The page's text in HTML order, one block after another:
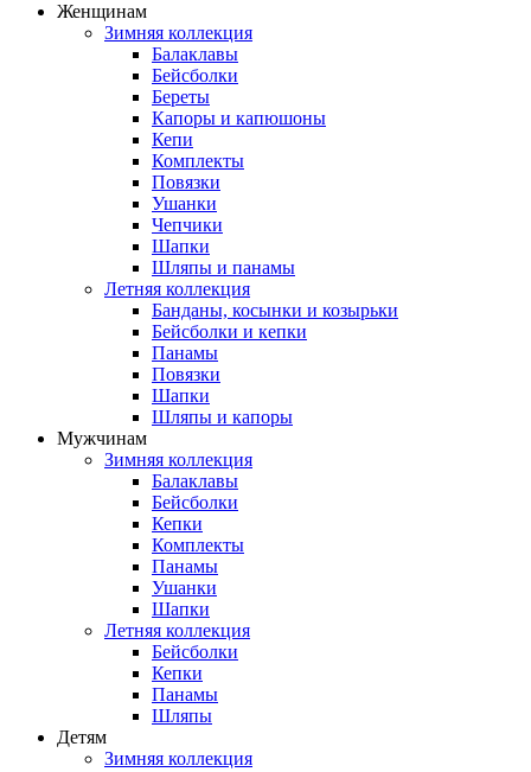
Женщинам
Зимняя коллекция
Балаклавы
Бейсболки
Береты
Капоры и капюшоны
Кепи
Комплекты
Повязки
Ушанки
Чепчики
Шапки
Шляпы и панамы
Летняя коллекция
Банданы, косынки и козырьки
Бейсболки и кепки
Панамы
Повязки
Шапки
Шляпы и капоры
Мужчинам
Зимняя коллекция
Балаклавы
Бейсболки
Кепки
Комплекты
Панамы
Ушанки
Шапки
Летняя коллекция
Бейсболки
Кепки
Панамы
Шляпы
Детям
Зимняя коллекция